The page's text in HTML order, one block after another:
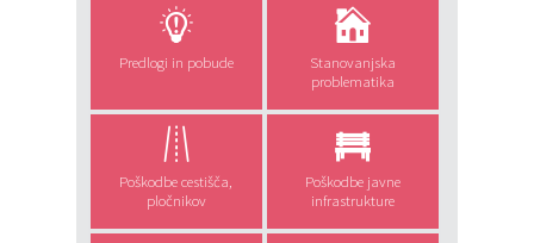
Predlogi in pobude
Stanovanjska
problematika
Poškodbe cestišča,
pločnikov
Poškodbe javne
infrastrukture